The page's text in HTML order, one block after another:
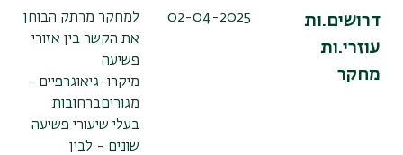
דרושים.ות
עוזרי.ות
מחקר
02-04-2025
למחקר מרתק הבוחן
את הקשר בין אזורי
פשיעה
מיקרו-גיאוגרפיים -
מגוריםברחובות
בעלי שיעורי פשיעה
שונים - לבין